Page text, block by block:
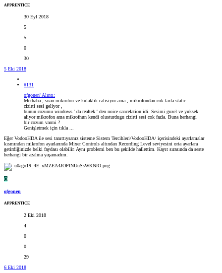
APPRENTICE
30 Eyl 2018
5
5
0
30
5 Eki 2018
#131
ofgonen' Alıntı:
Merhaba , suan mikrofon ve kulaklik calisiyor ama , mikrofondan cok fazla static
cizirti sesi geliyor ,
bunun cozumu windows ' da realtek ' den noice cancelation idi. Sesimi guzel ve yuksek
aliyor mikrofon ama mikrofnun kendi olusturdugu cizirti sesi cok fazla. Buna herhangi
bir cozum varmi ?
Genişletmek için tıkla ...
Eğer VodooHDA ile sesi tanıttıysanız sisteme Sistem Tercihleri/VodooHDA/ içerisindeki ayarlamalar
kısmından mikrofon ayarlarında Mixer Controls altından Recording Level seviyesini orta ayarlara
getirdiğinizde belki faydası olabilir. Aynı problemi ben bu şekilde hallettim. Kayıt sırasında da seste
herhangi bir azalma yaşamadım.
O
ofgonen
APPRENTICE
2 Eki 2018
4
0
0
29
6 Eki 2018